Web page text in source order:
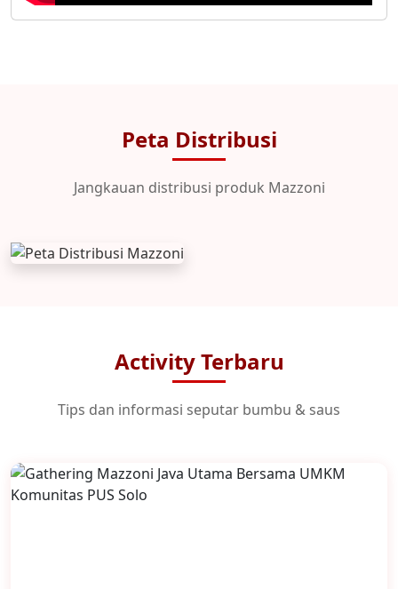
Peta Distribusi
Jangkauan distribusi produk Mazzoni
Activity Terbaru
Tips dan informasi seputar bumbu & saus